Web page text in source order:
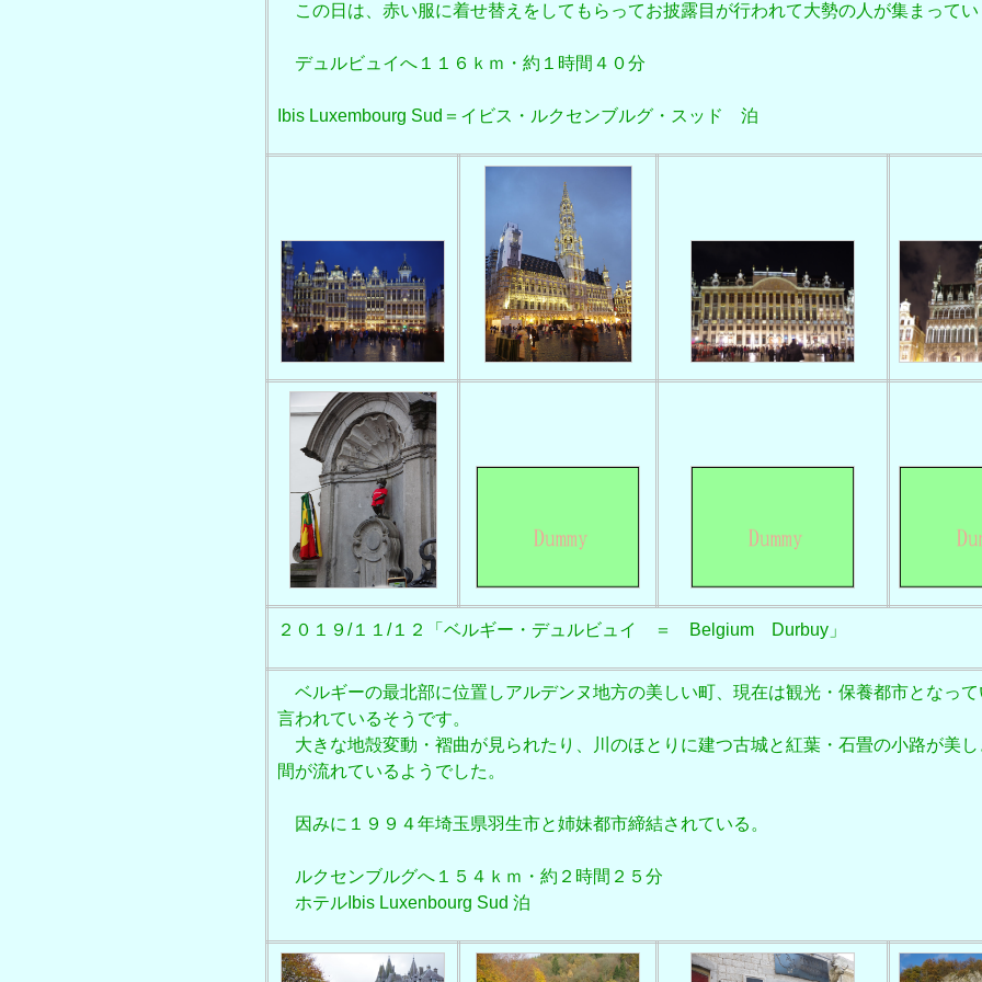
この日は、赤い服に着せ替えをしてもらってお披露目が行われて大勢の人が集まって
デュルビュイへ１１６ｋｍ・約１時間４０分
Ibis Luxembourg Sud＝イビス・ルクセンブルグ・スッド 泊
２０１９/１１/１２「ベルギー・デュルビュイ ＝ Belgium Durbuy」
ベルギーの最北部に位置しアルデンヌ地方の美しい町、現在は観光・保養都市となっ
言われているそうです。
大きな地殻変動・褶曲が見られたり、川のほとりに建つ古城と紅葉・石畳の小路が美
間が流れているようでした。
因みに１９９４年埼玉県羽生市と姉妹都市締結されている。
ルクセンブルグへ１５４ｋｍ・約２時間２５分
ホテルIbis Luxenbourg Sud 泊